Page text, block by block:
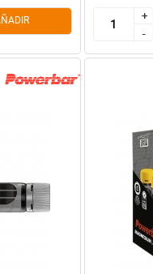
+
-
+
-